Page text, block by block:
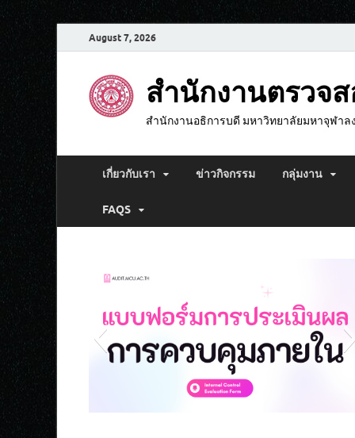
August 7, 2026
สำนักงานตรวจ
สำนักงานอธิการบดี มหาวิทยาลัยมหาจุฬา
เกี่ยวกับเรา ข่าวกิจกรรม กลุ่มงาน
FAQS